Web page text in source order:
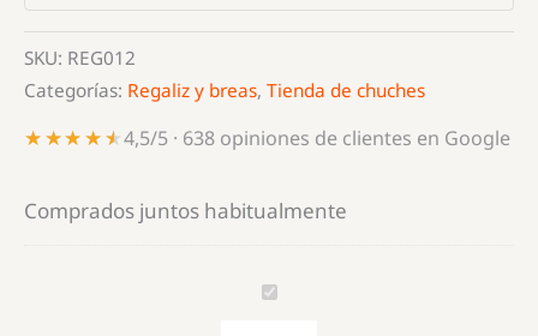
SKU: REG012
Categorías: Regaliz y breas, Tienda de chuches
★★★★★
★★★★★4,5/5 · 638 opiniones de clientes en Google
Comprados juntos habitualmente
FINIPALO